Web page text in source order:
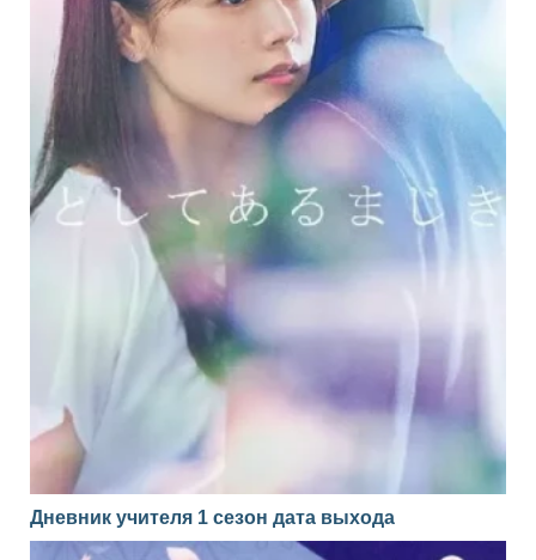
Дневник учителя 1 сезон дата выхода